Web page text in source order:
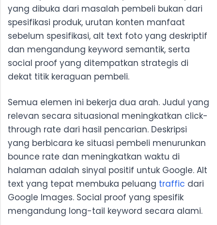
yang dibuka dari masalah pembeli bukan dari
spesifikasi produk, urutan konten manfaat
sebelum spesifikasi, alt text foto yang deskriptif
dan mengandung keyword semantik, serta
social proof yang ditempatkan strategis di
dekat titik keraguan pembeli.
Semua elemen ini bekerja dua arah. Judul yang
relevan secara situasional meningkatkan click-
through rate dari hasil pencarian. Deskripsi
yang berbicara ke situasi pembeli menurunkan
bounce rate dan meningkatkan waktu di
halaman adalah sinyal positif untuk Google. Alt
text yang tepat membuka peluang traffic dari
Google Images. Social proof yang spesifik
mengandung long-tail keyword secara alami.